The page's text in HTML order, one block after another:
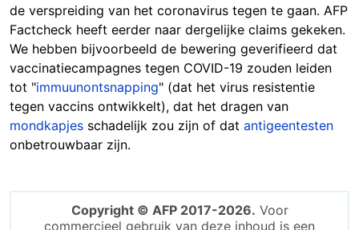
de verspreiding van het coronavirus tegen te gaan. AFP
Factcheck heeft eerder naar dergelijke claims gekeken.
We hebben bijvoorbeeld de bewering geverifieerd dat
vaccinatiecampagnes tegen COVID-19 zouden leiden
tot "immuunontsnapping" (dat het virus resistentie
tegen vaccins ontwikkelt), dat het dragen van
mondkapjes schadelijk zou zijn of dat antigeentesten
onbetrouwbaar zijn.
Copyright © AFP 2017-2026. Voor
commercieel gebruik van deze inhoud is een